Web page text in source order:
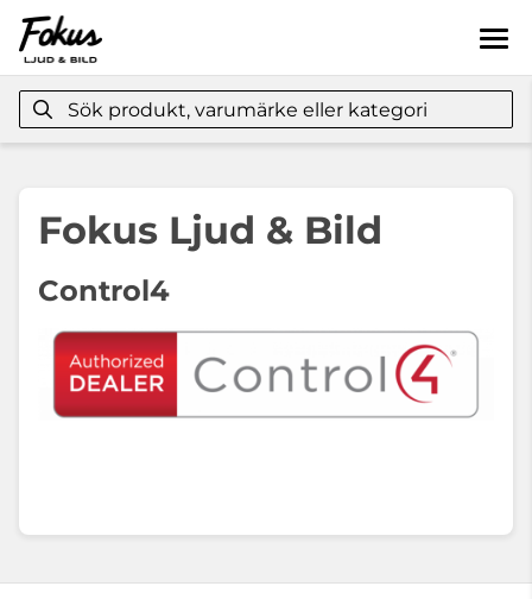
Om oss Certifieringar
Fokus Ljud & Bild
Control4